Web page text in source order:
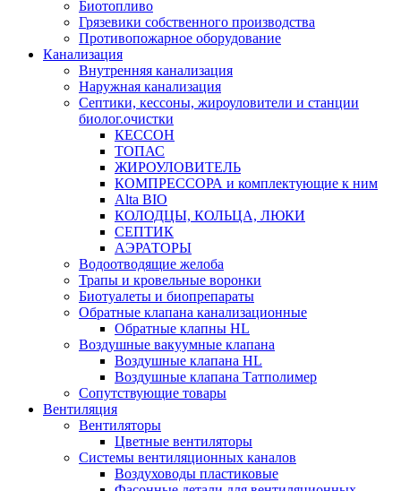
Биотопливо
Грязевики собственного производства
Противопожарное оборудование
Канализация
Внутренняя канализация
Наружная канализация
Септики, кессоны, жироуловители и станции
биолог.очистки
КЕССОН
ТОПАС
ЖИРОУЛОВИТЕЛЬ
КОМПРЕССОРА и комплектующие к ним
Alta BIO
КОЛОДЦЫ, КОЛЬЦА, ЛЮКИ
СЕПТИК
АЭРАТОРЫ
Водоотводящие желоба
Трапы и кровельные воронки
Биотуалеты и биопрепараты
Обратные клапана канализационные
Обратные клапны HL
Воздушные вакуумные клапана
Воздушные клапана HL
Воздушные клапана Татполимер
Сопутствующие товары
Вентиляция
Вентиляторы
Цветные вентиляторы
Системы вентиляционных каналов
Воздуховоды пластиковые